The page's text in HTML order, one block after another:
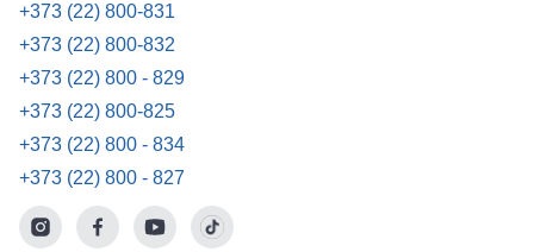
+373 (22) 800-831
+373 (22) 800-832
+373 (22) 800 - 829
+373 (22) 800-825
+373 (22) 800 - 834
+373 (22) 800 - 827